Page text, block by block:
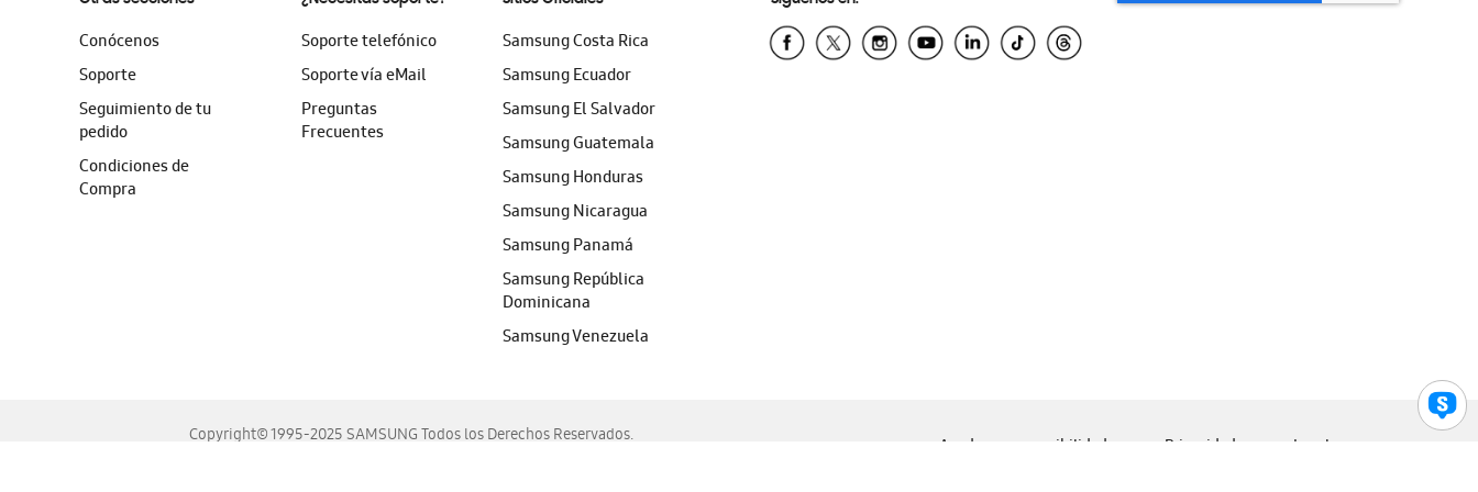
Conócenos
Soporte
Seguimiento de tu
pedido
Condiciones de
Compra
Soporte telefónico
Soporte vía eMail
Preguntas
Frecuentes
Samsung Costa Rica
Samsung Ecuador
Samsung El Salvador
Samsung Guatemala
Samsung Honduras
Samsung Nicaragua
Samsung Panamá
Samsung República
Dominicana
Samsung Venezuela
Copyright© 1995-2025 SAMSUNG Todos los Derechos Reservados.
Ayuda para accesibilidad Privacidad Legal